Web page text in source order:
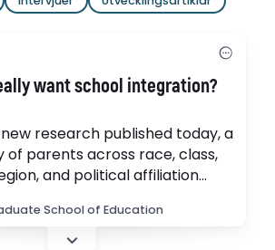
want school integration?
research published today, a
of parents across race, class,
and political affiliation
and that support appears
since President Trump was
School of Education